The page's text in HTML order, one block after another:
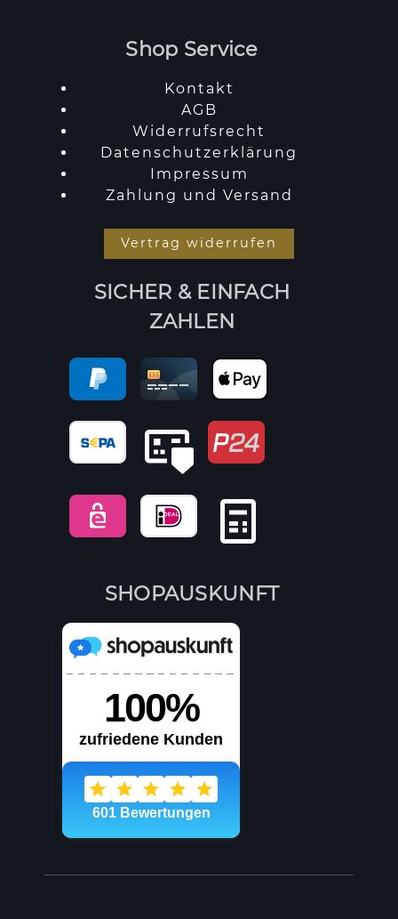
Shop Service
Kontakt
AGB
Widerrufsrecht
Datenschutzerklärung
Impressum
Zahlung und Versand
Vertrag widerrufen
SICHER & EINFACH
ZAHLEN
SHOPAUSKUNFT